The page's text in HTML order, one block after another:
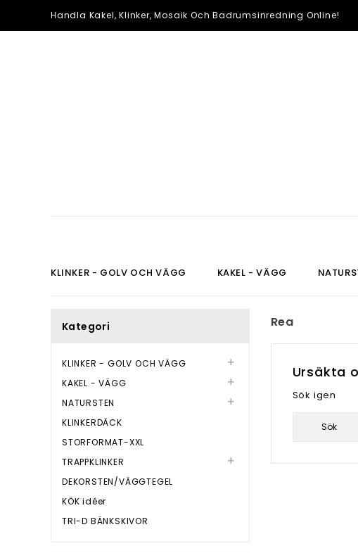
Handla Kakel, Klinker, Mosaik Och Badrumsinredning Online!
KLINKER - GOLV OCH VÄGG KAKEL - VÄGG
Kategori
KLINKER - GOLV OCH VÄGG 
KAKEL - VÄGG 
NATURSTEN 
KLINKERDÄCK
STORFORMAT-XXL
TRAPPKLINKER

DEKORSTEN/VÄGGTEGEL
KÖK idéer
TRI-D BÄNKSKIVOR
Rea
Ursäkta
Sök igen